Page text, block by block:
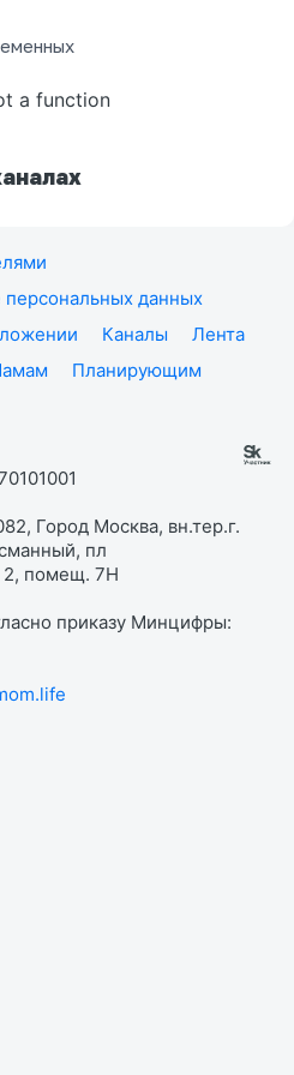
a function
данных
Каналы
Лента
Планирующим
Город Москва, вн.тер.г.
пл
2, помещ. 7Н
приказу Минцифры: